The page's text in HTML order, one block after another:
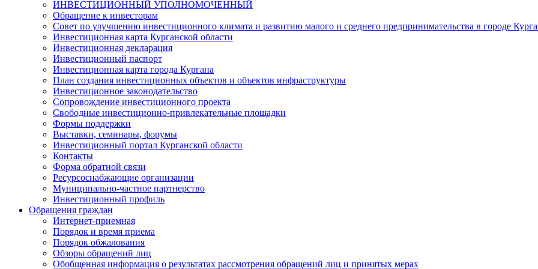
ИНВЕСТИЦИОННЫЙ УПОЛНОМОЧЕННЫЙ
Обращение к инвесторам
Совет по улучшению инвестиционного климата и развитию малого и среднего предпринимательства в городе
Инвестиционная карта Курганской области
Инвестиционная декларация
Инвестиционный паспорт
Инвестиционная карта города Кургана
План создания инвестиционных объектов и объектов инфраструктуры
Инвестиционное законодательство
Сопровождение инвестиционного проекта
Свободные инвестиционно-привлекательные площадки
Формы поддержки
Выставки, семинары, форумы
Инвестиционный портал Курганской области
Контакты
Форма обратной связи
Ресурсоснабжающие организации
Муниципально-частное партнерство
Инвестиционный профиль
Обращения граждан
Интернет-приемная
Порядок и время приема
Порядок обжалования
Обзоры обращений лиц
Обобщенная информация о результатах рассмотрения обращений лиц и принятых мерах